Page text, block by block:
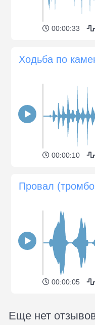
00:00:33
Ходьба по
00:00:10
Провал
00:00:05
Еще нет